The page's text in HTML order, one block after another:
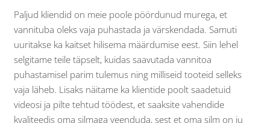
Paljud kliendid on meie poole pöördunud murega, et
vannituba oleks vaja puhastada ja värskendada. Samuti
uuritakse ka kaitset hilisema määrdumise eest. Siin lehel
selgitame teile täpselt, kuidas saavutada vannitoa
puhastamisel parim tulemus ning milliseid tooteid selleks
vaja läheb. Lisaks näitame ka klientide poolt saadetuid
videosi ja pilte tehtud töödest, et saaksite vahendide
kvaliteedis oma silmaga veenduda, sest et oma silm on ju